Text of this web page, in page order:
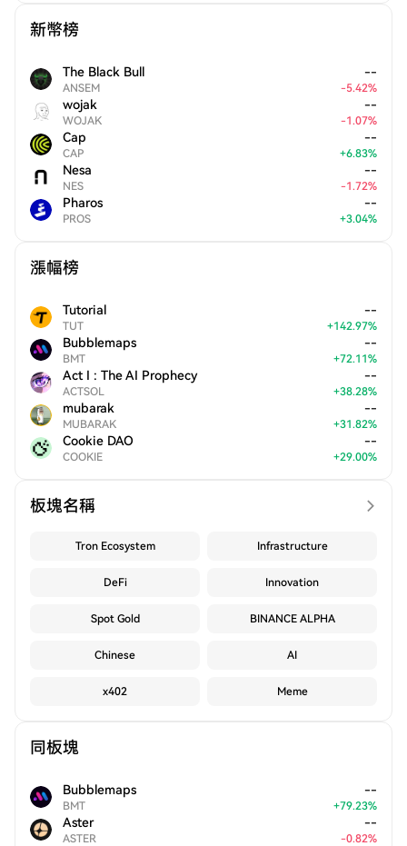
新幣榜
The Black Bull
ANSEM
--
-5.42%
wojak
WOJAK
--
-1.07%
Cap
CAP
--
+6.83%
Nesa
NES
--
-1.72%
Pharos
PROS
--
+3.04%
漲幅榜
Tutorial
TUT
--
+142.97%
Bubblemaps
BMT
--
+72.11%
Act I : The AI Prophecy
ACTSOL
--
+38.28%
mubarak
MUBARAK
--
+31.82%
Cookie DAO
COOKIE
--
+29.00%
板塊名稱
Tron Ecosystem Infrastructure
DeFi Innovation
Spot Gold BINANCE ALPHA
Chinese AI
x402 Meme
同板塊
Bubblemaps
BMT
--
+79.23%
Aster
ASTER
--
-0.82%